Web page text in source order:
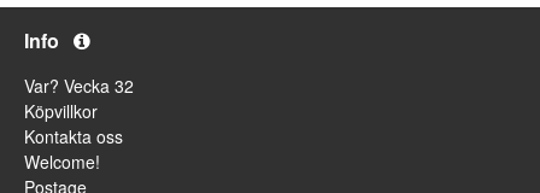
Info
Var? Vecka 32
Köpvillkor
Kontakta oss
Welcome!
Postage